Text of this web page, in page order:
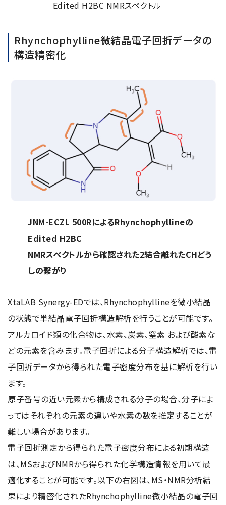
Edited H2BC NMRスペクトル
Rhynchophylline微結晶電子回折データの
構造精密化
JNM-ECZL 500RによるRhynchophyllineの
Edited H2BC
NMRスペクトルから確認された2結合離れたCHどう
しの繋がり
XtaLAB Synergy-EDでは、Rhynchophyllineを微小結晶
の状態で単結晶電子回折構造解析を行うことが可能です。
アルカロイド類の化合物は、水素、炭素、窒素 および酸素な
どの元素を含みます。電子回折による分子構造解析では、電
子回折データから得られた電子密度分布を基に解析を行い
ます。
原子番号の近い元素から構成される分子の場合、分子によ
ってはそれぞれの元素の違いや水素の数を推定することが
難しい場合があります。
電子回折測定から得られた電子密度分布による初期構造
は、MSおよびNMRから得られた化学構造情報を用いて最
適化することが可能です。以下の右図は、MS・NMR分析結
果により精密化されたRhynchophylline微小結晶の電子回